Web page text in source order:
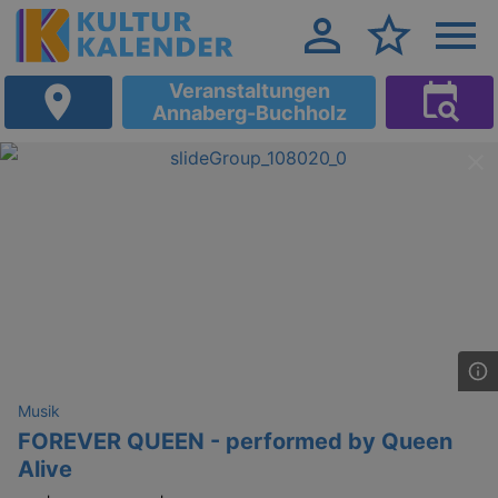
Veranstaltungen
Annaberg-Buchholz
Musik
FOREVER QUEEN - performed by Queen
Alive